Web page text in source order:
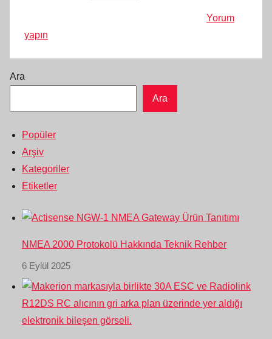
Yorum
yapın
Ara
Ara
Popüler
Arşiv
Kategoriler
Etiketler
NMEA 2000 Protokolü Hakkında Teknik Rehber
6 Eylül 2025